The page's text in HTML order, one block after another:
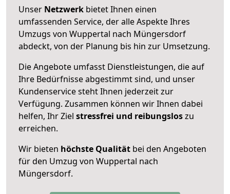
Unser Netzwerk bietet Ihnen einen
umfassenden Service, der alle Aspekte Ihres
Umzugs von Wuppertal nach Müngersdorf
abdeckt, von der Planung bis hin zur Umsetzung.
Die Angebote umfasst Dienstleistungen, die auf
Ihre Bedürfnisse abgestimmt sind, und unser
Kundenservice steht Ihnen jederzeit zur
Verfügung. Zusammen können wir Ihnen dabei
helfen, Ihr Ziel stressfrei und reibungsloszu
erreichen.
Wir bieten höchste Qualität bei den Angeboten
für den Umzug von Wuppertal nach
Müngersdorf.